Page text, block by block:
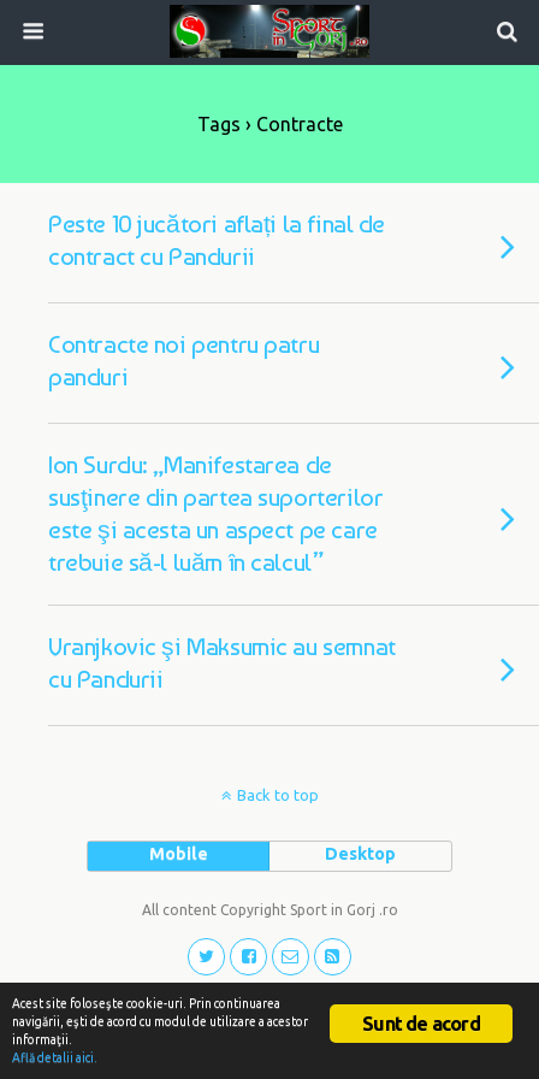
Tags › Contracte
Peste 10 jucători aflați la final de
contract cu Pandurii
Contracte noi pentru patru
panduri
Ion Surdu: „Manifestarea de
susţinere din partea suporterilor
este şi acesta un aspect pe care
trebuie să-l luăm în calcul”
Vranjkovic şi Maksumic au semnat
cu Pandurii
Back to top
Mobile Desktop
All content Copyright Sport in Gorj .ro
Sunt de acord
Acest site foloseşte cookie-uri. Prin continuarea
navigării, eşti de acord cu modul de utilizare a acestor
informaţii.
Află detalii aici.